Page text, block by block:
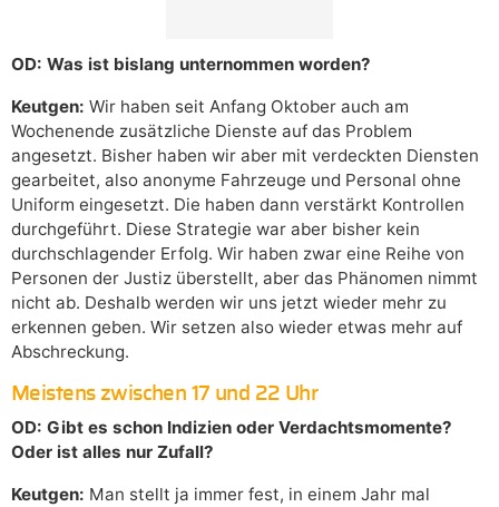
OD: Was ist bislang unternommen worden?
Keutgen: Wir haben seit Anfang Oktober auch am
Wochenende zusätzliche Dienste auf das Problem
angesetzt. Bisher haben wir aber mit verdeckten Diensten
gearbeitet, also anonyme Fahrzeuge und Personal ohne
Uniform eingesetzt. Die haben dann verstärkt Kontrollen
durchgeführt. Diese Strategie war aber bisher kein
durchschlagender Erfolg. Wir haben zwar eine Reihe von
Personen der Justiz überstellt, aber das Phänomen nimmt
nicht ab. Deshalb werden wir uns jetzt wieder mehr zu
erkennen geben. Wir setzen also wieder etwas mehr auf
Abschreckung.
Meistens zwischen 17 und 22 Uhr
OD: Gibt es schon Indizien oder Verdachtsmomente?
Oder ist alles nur Zufall?
Keutgen: Man stellt ja immer fest, in einem Jahr mal